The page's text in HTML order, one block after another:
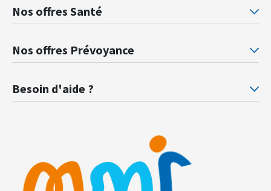
Nos offres Santé
Mutuelle santé Retraités justice
Nos offres Prévoyance
Besoin d'aide ?